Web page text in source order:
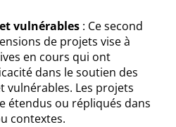
vulnérables : Ce second
de projets vise à
en cours qui ont
dans le soutien des
vulnérables. Les projets
étendus ou répliqués dans
contextes.